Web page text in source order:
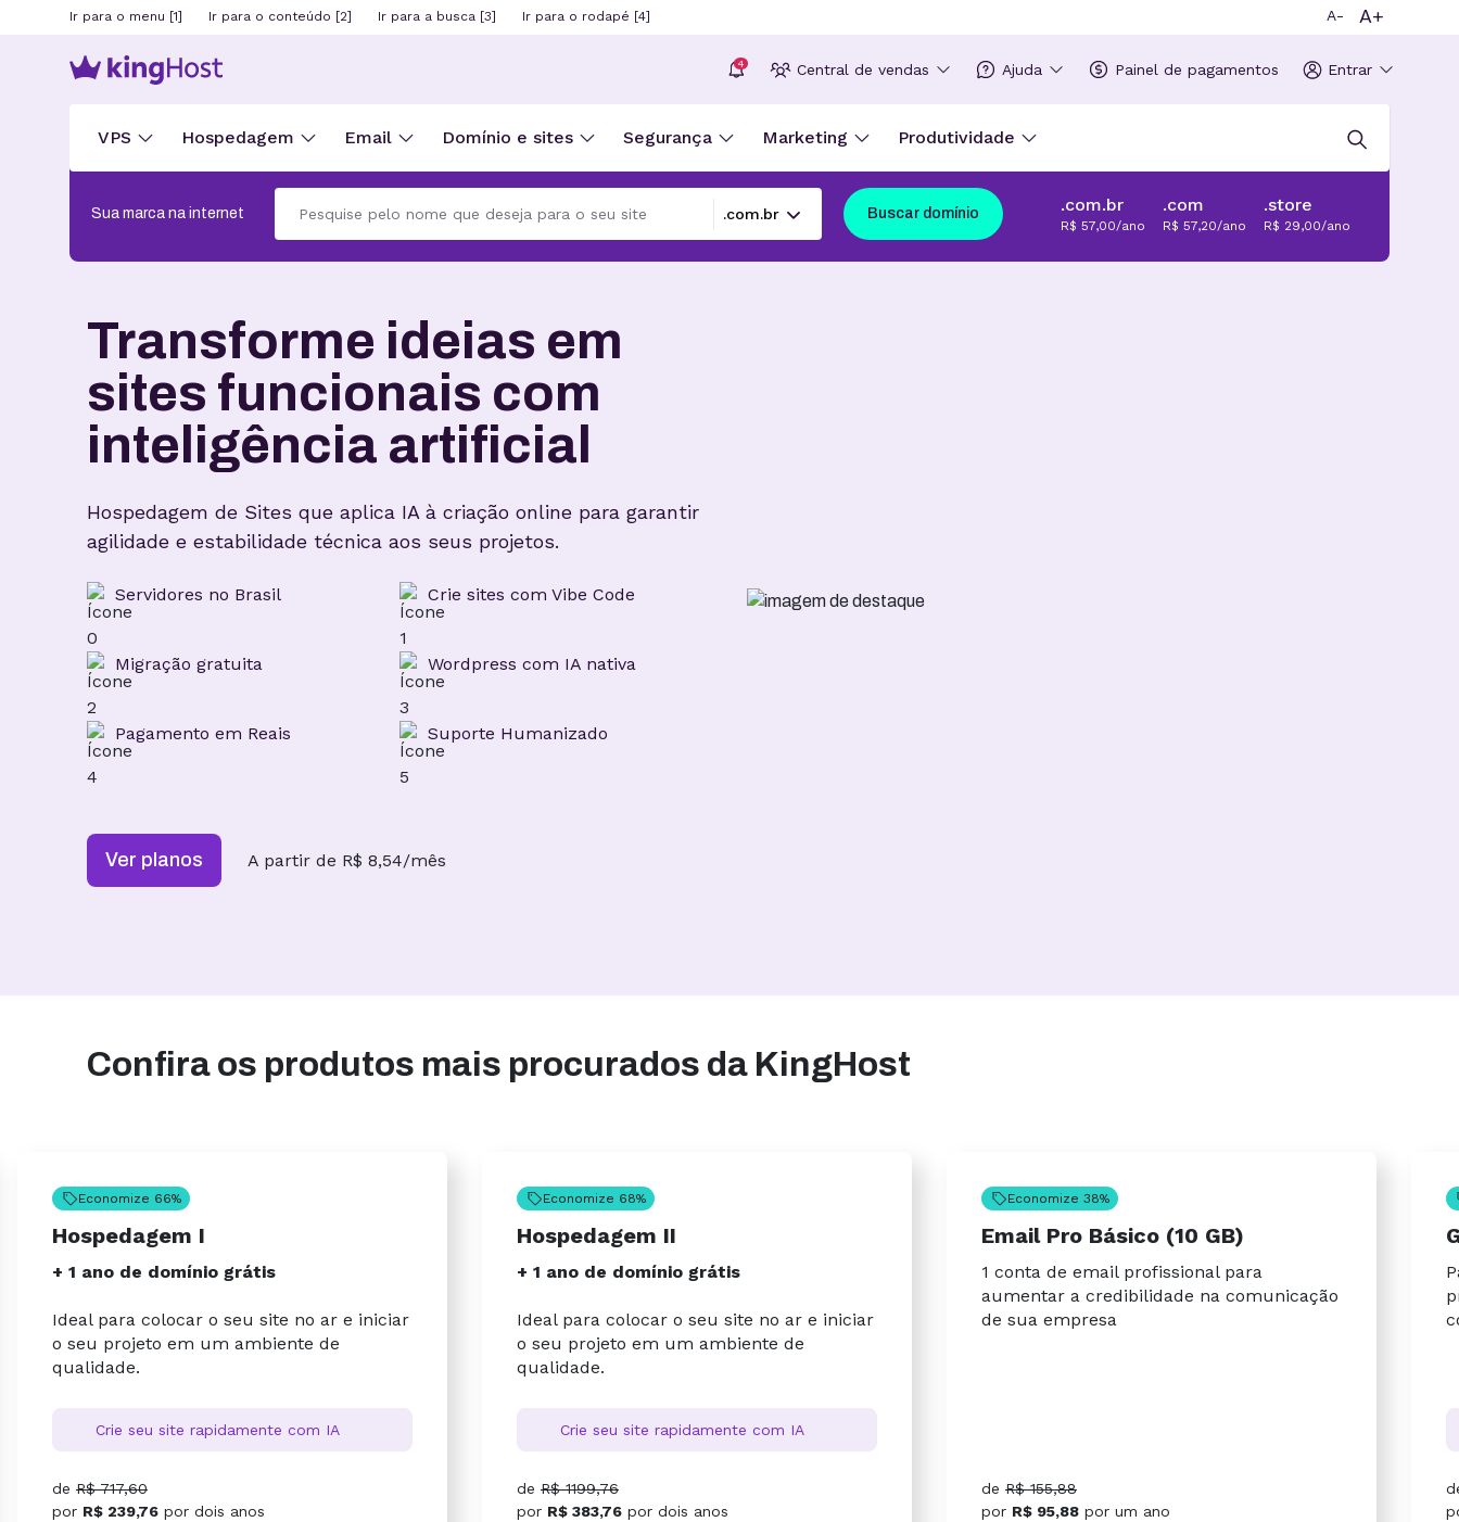
Ir para o menu [1] Ir para o conteúdo [2] Ir para a busca [3] Ir para o rodapé [4] A- A+
4 Central de vendas Ajuda Painel de pagamentos Entrar
VPS Hospedagem Email Domínio e sites Segurança Marketing Produtividade
Sua marca na internet Buscar domínio .com.br
R$ 57,00/ano
.com
R$ 57,20/ano
.store
R$ 29,00/ano
Transforme ideias em
sites funcionais com
inteligência artificial
Hospedagem de Sites que aplica IA à criação online para garantir
agilidade e estabilidade técnica aos seus projetos.
Servidores no Brasil Crie sites com Vibe Code
Migração gratuita Wordpress com IA nativa
Pagamento em Reais Suporte Humanizado
Ver planos A partir de R$ 8,54/mês
Confira os produtos mais procurados da KingHost
Economize 66%
Hospedagem I
+ 1 ano de domínio grátis
Ideal para colocar o seu site no ar e iniciar
o seu projeto em um ambiente de
qualidade.
Crie seu site rapidamente com IA
de R$ 717,60
por R$ 239,76 por dois anos
Economize 68%
Hospedagem II
+ 1 ano de domínio grátis
Ideal para colocar o seu site no ar e iniciar
o seu projeto em um ambiente de
qualidade.
Crie seu site rapidamente com IA
de R$ 1199,76
por R$ 383,76 por dois anos
Economize 38%
Email Pro Básico (10 GB)
1 conta de email profissional para
aumentar a credibilidade na comunicação
de sua empresa
de R$ 155,88
por R$ 95,88 por um ano